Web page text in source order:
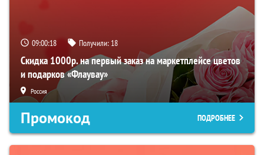
09:00:17 Получили: 18
Скидка 1000р. на первый заказ на маркетплейсе цветов
и подарков «Флаувау»
Россия
Промокод ПОДРОБНЕЕ